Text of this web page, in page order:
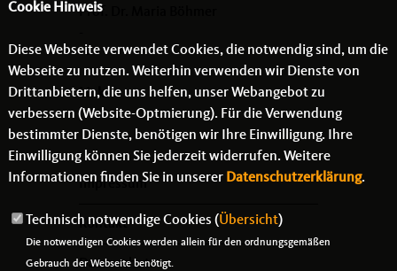
Prof. Dr. Maria Böhmer
- -
Links
Impressum
Kontakt
Datenschutz
Cookie Hinweis
Diese Webseite verwendet Cookies, die notwendig sind, um die
Webseite zu nutzen. Weiterhin verwenden wir Dienste von
Drittanbietern, die uns helfen, unser Webangebot zu
verbessern (Website-Optmierung). Für die Verwendung
bestimmter Dienste, benötigen wir Ihre Einwilligung. Ihre
Einwilligung können Sie jederzeit widerrufen. Weitere
Informationen finden Sie in unserer Datenschutzerklärung.
Technisch notwendige Cookies (Übersicht)
Die notwendigen Cookies werden allein für den ordnungsgemäßen
Gebrauch der Webseite benötigt.